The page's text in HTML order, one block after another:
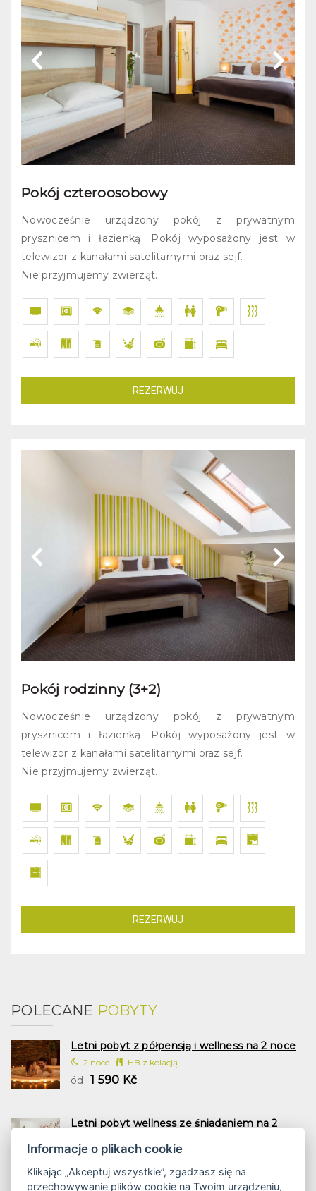
Pokój czteroosobowy
Nowocześnie urządzony pokój z prywatnym
prysznicem i łazienką. Pokój wyposażony jest w
telewizor z kanałami satelitarnymi oraz sejf.
Nie przyjmujemy zwierząt.
REZERWUJ
Pokój rodzinny (3+2)
Nowocześnie urządzony pokój z prywatnym
prysznicem i łazienką. Pokój wyposażony jest w
telewizor z kanałami satelitarnymi oraz sejf.
Nie przyjmujemy zwierząt.
REZERWUJ
POLECANE POBYTY
Letni pobyt z półpensją i wellness na 2 noce
2 noce HB z kolacją
ód 1 590 Kč
Letni pobyt wellness ze śniadaniem na 2
2 noce śniadanie
ód 1 197 Kč
Informacje o plikach cookie
Klikając „Akceptuj wszystkie”, zgadzasz się na
przechowywanie plików cookie na Twoim urządzeniu,